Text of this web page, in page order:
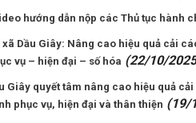
hướng dẫn nộp các Thủ tục hành
xã Dầu Giây: Nâng cao hiệu quả cải
vụ – hiện đại – số hóa (22/10/
Giây quyết tâm nâng cao hiệu quả
phục vụ, hiện đại và thân thiện (19/